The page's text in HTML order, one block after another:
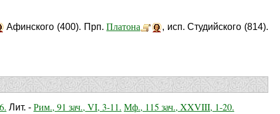
Афинского (400). Прп.Платона
, исп. Студийского (814).
Лит. - Рим., 91 зач., VI, 3-11. Мф., 115 зач., XXVIII, 1-20.